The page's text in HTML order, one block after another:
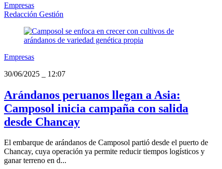
Empresas
Redacción Gestión
Empresas
30/06/2025
12:07
Arándanos peruanos llegan a Asia:
Camposol inicia campaña con salida
desde Chancay
El embarque de arándanos de Camposol partió desde el puerto de
Chancay, cuya operación ya permite reducir tiempos logísticos y
ganar terreno en d...